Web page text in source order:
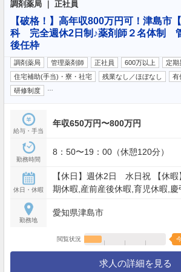
調剤薬局 ｜ 正社員
【破格！】高年収800万円可！津島市
科 完全週休2日制♪薬剤師２名体制
後任枠
調剤薬局 管理薬剤師 正社員 600万以上
定期
住宅補助(手当)・寮・社宅
残業なし／ほぼなし 有
研修制度
給与・手当
年収650万円〜800万円
勤務時間
8：50〜19：00（休憩120分）
休日・休暇
【休日】週休2日 水日祝 【休暇
期休暇,産前産後休暇,育児休暇,
勤務地
愛知県津島市
閲覧状況
求人の詳細を見る